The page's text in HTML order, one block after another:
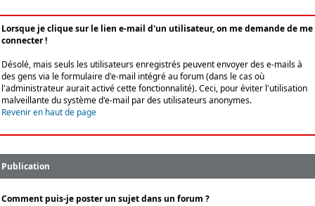
Lorsque je clique sur le lien e-mail d'un utilisateur, on me demande de me
connecter !
Désolé, mais seuls les utilisateurs enregistrés peuvent envoyer des e-mails à
des gens via le formulaire d'e-mail intégré au forum (dans le cas où
l'administrateur aurait activé cette fonctionnalité). Ceci, pour éviter l'utilisation
malveillante du système d'e-mail par des utilisateurs anonymes.
Revenir en haut de page
Publication
Comment puis-je poster un sujet dans un forum ?